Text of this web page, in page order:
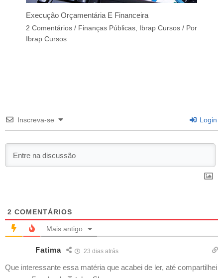
Execução Orçamentária E Financeira
2 Comentários / Finanças Públicas, Ibrap Cursos/ Por
Ibrap Cursos
Inscreva-se Login
2 COMENTÁRIOS
Mais antigo
Fatima 23 dias atrás
Que interessante essa matéria que acabei de ler, até compartilhei